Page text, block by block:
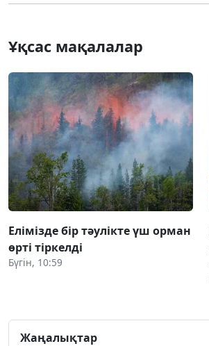
Ұқсас мақалалар
Елімізде бір тәулікте үш орман
өрті тіркелді
Бүгін, 10:59
Жаңалықтар